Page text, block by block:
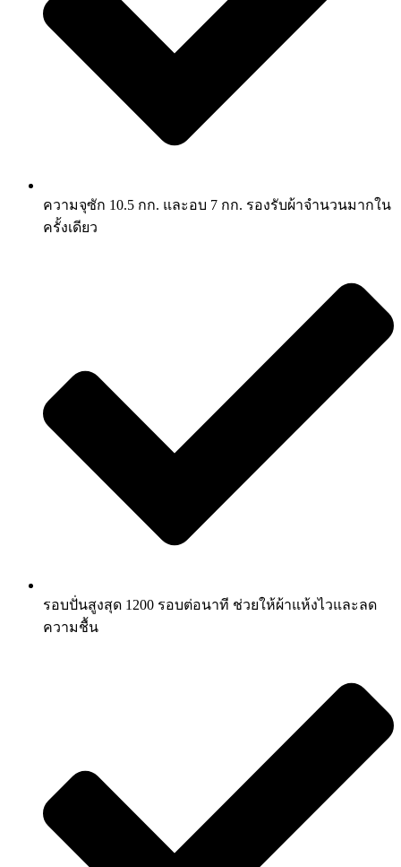
ความจุซัก 10.5 กก. และอบ 7 กก. รองรับผ้าจำนวนมากใน
ครั้งเดียว
รอบปั่นสูงสุด 1200 รอบต่อนาที ช่วยให้ผ้าแห้งไวและลด
ความชื้น